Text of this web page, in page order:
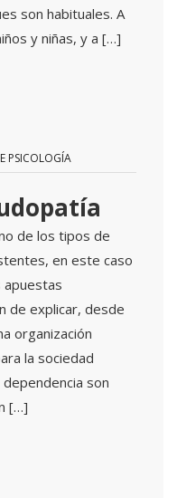
son habituales. A
y niñas, y a […]
PSICOLOGÍA
de los tipos de
en este caso
apuestas
de explicar, desde
organización
la sociedad
son
[…]